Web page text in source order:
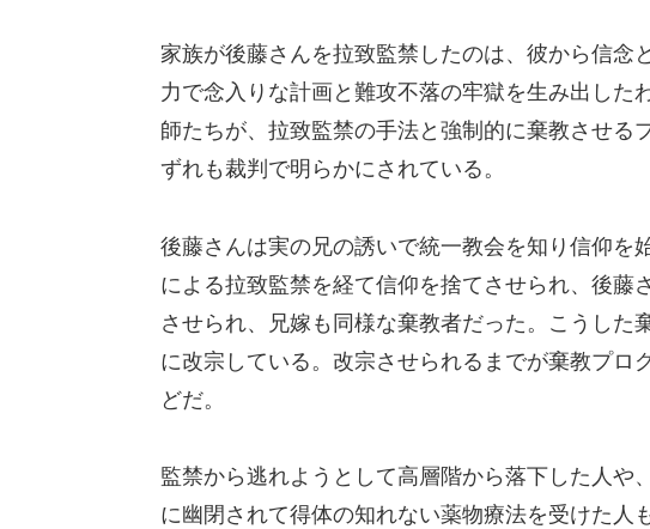
家族が後藤さんを拉致監禁したのは、彼から信念
力で念入りな計画と難攻不落の牢獄を生み出した
師たちが、拉致監禁の手法と強制的に棄教させる
ずれも裁判で明らかにされている。
後藤さんは実の兄の誘いで統一教会を知り信仰を
による拉致監禁を経て信仰を捨てさせられ、後藤
させられ、兄嫁も同様な棄教者だった。こうした
に改宗している。改宗させられるまでが棄教プロ
どだ。
監禁から逃れようとして高層階から落下した人や
に幽閉されて得体の知れない薬物療法を受けた人